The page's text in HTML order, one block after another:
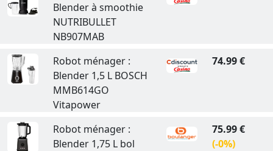
Blender à smoothie
NUTRIBULLET
NB907MAB
Robot ménager :
Blender 1,5 L BOSCH
MMB614GO
Vitapower
74.99 €
Robot ménager :
Blender 1,75 L bol
75.99 €
(-0%)